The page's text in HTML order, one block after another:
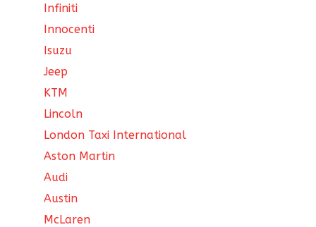
Infiniti
Innocenti
Isuzu
Jeep
KTM
Lincoln
London Taxi International
Aston Martin
Audi
Austin
McLaren